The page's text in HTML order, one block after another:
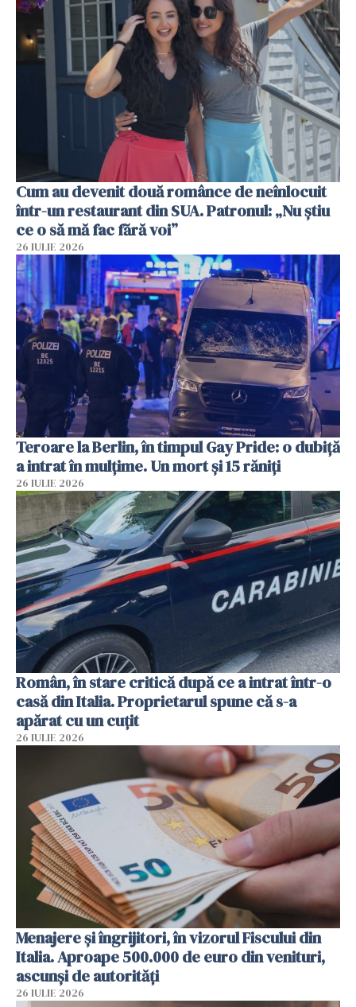
Cum au devenit două românce de neînlocuit
într-un restaurant din SUA. Patronul: „Nu știu
ce o să mă fac fără voi”
26 IULIE 2026
Teroare la Berlin, în timpul Gay Pride: o dubiță
a intrat în mulțime. Un mort și 15 răniți
26 IULIE 2026
Român, în stare critică după ce a intrat într-o
casă din Italia. Proprietarul spune că s-a
apărat cu un cuțit
26 IULIE 2026
Menajere și îngrijitori, în vizorul Fiscului din
Italia. Aproape 500.000 de euro din venituri,
ascunși de autorități
26 IULIE 2026